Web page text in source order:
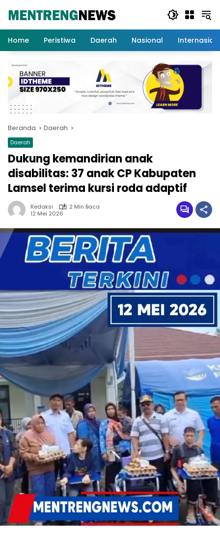
Home
Peristiwa Daerah Nasional
Beranda Daerah
Daerah
Dukung kemandirian anak
disabilitas: 37 anak CP Kabupaten
Lamsel terima kursi roda adaptif
Redaksi
2 Min Baca
12 Mei 2026